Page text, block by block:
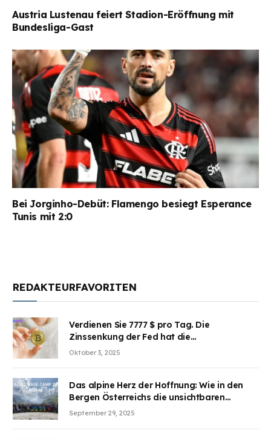
Austria Lustenau feiert Stadion-Eröffnung mit
Bundesliga-Gast
Bei Jorginho-Debüt: Flamengo besiegt Esperance
Tunis mit 2:0
REDAKTEURFAVORITEN
Verdienen Sie 7777 $ pro Tag. Die
Zinssenkung der Fed hat die
Aufmerksamkeit des Marktes erregt.
Oktober 3, 2025
Das alpine Herz der Hoffnung: Wie in den
Bergen Österreichs die unsichtbaren
Wunden des Kriegesheilen
September 29, 2025